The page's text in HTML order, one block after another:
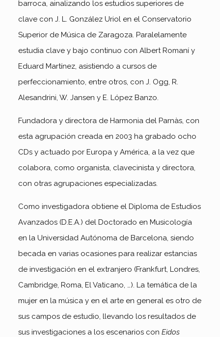
barroca, ainalizando los estudios superiores de
clave con J. L. González Uriol en el Conservatorio
Superior de Música de Zaragoza. Paralelamente
estudia clave y bajo continuo con Albert Romaní y
Eduard Martínez, asistiendo a cursos de
perfeccionamiento, entre otros, con J. Ogg, R.
Alesandrini, W. Jansen y E. López Banzo.
Fundadora y directora de Harmonia del Parnàs, con
esta agrupación creada en 2003 ha grabado ocho
CDs y actuado por Europa y América, a la vez que
colabora, como organista, clavecinista y directora,
con otras agrupaciones especializadas.
Como investigadora obtiene el Diploma de Estudios
Avanzados (D.E.A.) del Doctorado en Musicología
en la Universidad Autónoma de Barcelona, siendo
becada en varias ocasiones para realizar estancias
de investigación en el extranjero (Frankfurt, Londres,
Cambridge, Roma, El Vaticano, …). La temática de la
mujer en la música y en el arte en general es otro de
sus campos de estudio, llevando los resultados de
sus investigaciones a los escenarios con Eidos